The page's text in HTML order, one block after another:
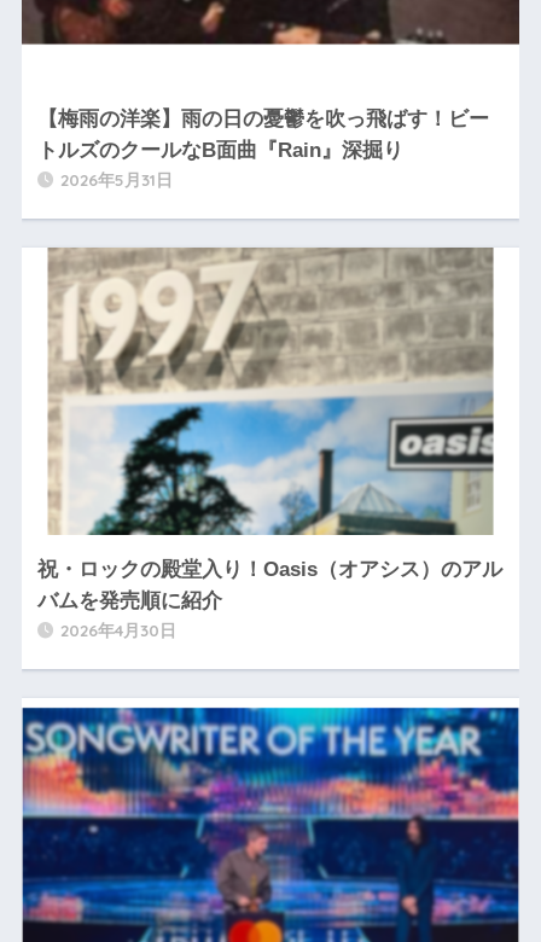
【梅雨の洋楽】雨の日の憂鬱を吹っ飛ばす！ビー
トルズのクールなB面曲『Rain』深掘り
2026年5月31日
祝・ロックの殿堂入り！Oasis（オアシス）のアル
バムを発売順に紹介
2026年4月30日